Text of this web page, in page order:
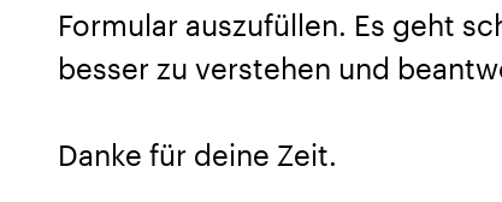
Formular auszufüllen. Es geht
besser zu verstehen und
Danke für deine Zeit.